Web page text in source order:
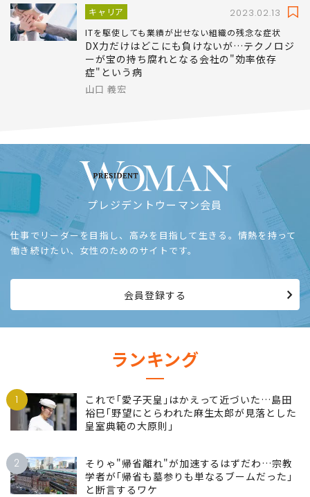
キャリア 2023.02.13
ITを駆使しても業績が出せない組織の残念な症状
DX力だけはどこにも負けないが…テクノロジ
ーが宝の持ち腐れとなる会社の"効率依存
症"という病
山口 義宏
プレジデントウーマン会員
仕事でリーダーを目指し、高みを目指して生きる。情熱を持って
働き続けたい、女性のためのサイトです。
会員登録する
ランキング
1
これで｢愛子天皇｣はかえって近づいた…島田
裕巳｢野望にとらわれた麻生太郎が見落とした
皇室典範の大原則｣
2
そりゃ"帰省離れ"が加速するはずだわ…宗教
学者が｢帰省も墓参りも単なるブームだった｣
と断言するワケ